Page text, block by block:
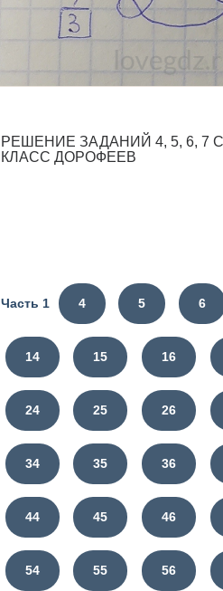
РЕШЕНИЕ ЗАДАНИЙ 4, 5, 6, 7
КЛАСС ДОРОФЕЕВ
Часть 1 4 5 6
14 15 16
24 25 26
34 35 36
44 45 46
54 55 56